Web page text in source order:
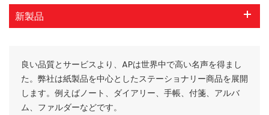
新製品
良い品質とサービスより、APは世界中で高い名声を得まし
た。弊社は紙製品を中心としたステーショナリー商品を展開
します。例えばノート、ダイアリー、手帳、付箋、アルバ
ム、ファルダーなどです。